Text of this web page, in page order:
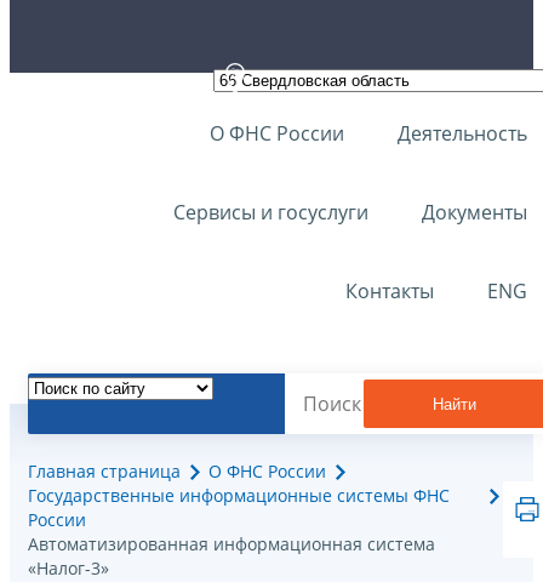
О ФНС России Деятельность
Сервисы и госуслуги Документы
Контакты ENG
Найти
Главная страница
О ФНС России
Государственные информационные системы ФНС
России
Автоматизированная информационная система
«Налог-3»